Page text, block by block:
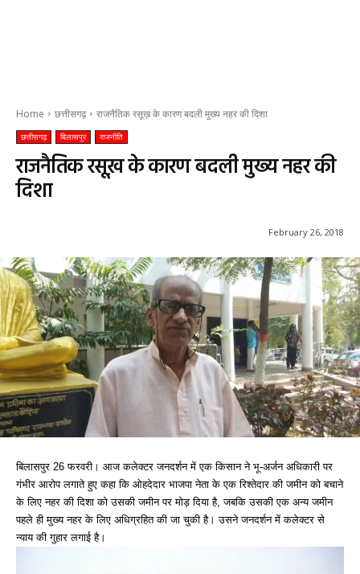
Home छत्तीसगढ़ राजनैतिक रसूख़ के कारण बदली मुख्य नहर की दिशा
छत्तीसगढ़ बिलासपुर राजनीति
राजनैतिक रसूख़ के कारण बदली मुख्य नहर की
दिशा
February 26, 2018
बिलासपुर 26 फरवरी। आज कलेक्टर जनदर्शन में एक किसान ने भू-अर्जन अधिकारी पर
गंभीर आरोप लगाते हुए कहा कि ओहदेदार भाजपा नेता के एक रिश्तेदार की जमीन को बचाने
के लिए नहर की दिशा को उसकी जमीन पर मोड़ दिया है, जबकि उसकी एक अन्य जमीन
पहले ही मुख्य नहर के लिए अधिग्रहित की जा चुकी है। उसने जनदर्शन में कलेक्टर से
न्याय की गुहार लगाई है।